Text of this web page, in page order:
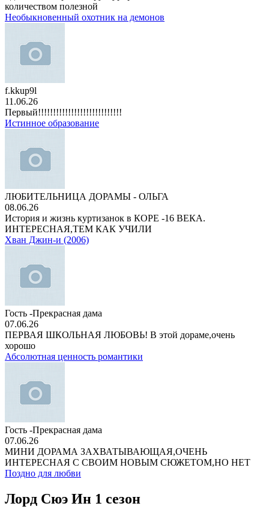
количеством полезной
Необыкновенный охотник на демонов
f.kkup9l
11.06.26
Первый!!!!!!!!!!!!!!!!!!!!!!!!!!!!
Истинное образование
ЛЮБИТЕЛЬНИЦА ДОРАМЫ - ОЛЬГА
08.06.26
История и жизнь куртизанок в КОРЕ -16 ВЕКА.
ИНТЕРЕСНАЯ,ТЕМ КАК УЧИЛИ
Хван Джин-и (2006)
Гость -Прекрасная дама
07.06.26
ПЕРВАЯ ШКОЛЬНАЯ ЛЮБОВЬ! В этой дораме,очень
хорошо
Абсолютная ценность романтики
Гость -Прекрасная дама
07.06.26
МИНИ ДОРАМА ЗАХВАТЫВАЮЩАЯ,ОЧЕНЬ
ИНТЕРЕСНАЯ С СВОИМ НОВЫМ СЮЖЕТОМ,НО НЕТ
Поздно для любви
Лорд Сюэ Ин 1 сезон